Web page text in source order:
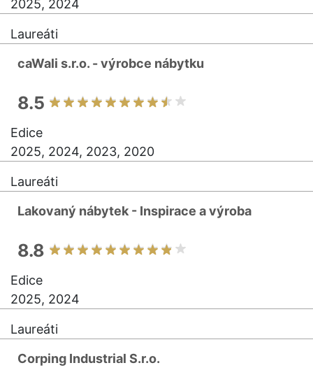
2025, 2024
Laureáti
caWali s.r.o. - výrobce nábytku
8.5
Edice
2025, 2024, 2023, 2020
Laureáti
Lakovaný nábytek - Inspirace a výroba
8.8
Edice
2025, 2024
Laureáti
Corping Industrial S.r.o.